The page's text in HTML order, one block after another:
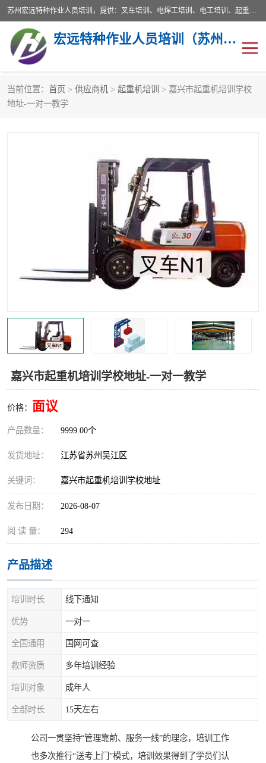
苏州宏远特种作业人员培训，提供：叉车培训、电焊工培训、电工培训、起重机培训、电梯培训、登高培训等服务苏州本地培训服务。始终坚持“以人为本，质量立校”的办学思想，以培养社会应用型人才为己任，明码收费，诚实守信，中途不收任何费用。随到随学，学会为止，一期未学会者免费再学，直到学会为止。
宏远特种作业人员培训（苏州）有限公司
当前位置： 首页 > 供应商机 > 起重机培训
> 嘉兴市起重机培训学校
地址-一对一教学
嘉兴市起重机培训学校地址-一对一教学
价格： 面议
产品数量： 9999.00个
发货地址： 江苏省苏州吴江区
关键词： 嘉兴市起重机培训学校地址
发布日期： 2026-08-07
阅 读 量： 294
产品描述
培训时长 线下通知
优势 一对一
全国通用 国网可查
教师资质 多年培训经验
培训对象 成年人
全部时长 15天左右
公司一贯坚持“管理靠前、服务一线”的理念，培训工作
也多次推行“送考上门”模式，培训效果得到了学员们认
叉车培训
登高培训
叉车培训机构
叉车技能培训
专业叉车培训
叉车培训中心 叉车操作证培训复审
行车起重机培训 登高证培训